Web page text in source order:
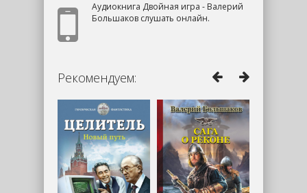
Аудиокнига Двойная игра - Валерий
Большаков слушать онлайн.
Рекомендуем: